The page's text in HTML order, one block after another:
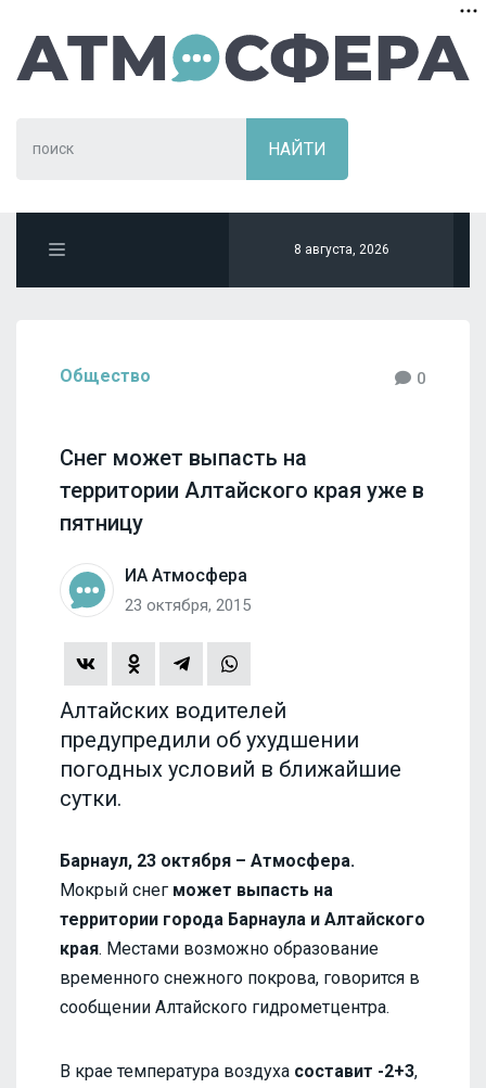
8 августа, 2026
Общество 0
Снег может выпасть на
территории Алтайского края уже в
пятницу
ИА Атмосфера
23 октября, 2015
Алтайских водителей
предупредили об ухудшении
погодных условий в ближайшие
сутки.
Барнаул, 23 октября – Атмосфера.
Мокрый снег может выпасть на
территории города Барнаула и Алтайского
края. Местами возможно образование
временного снежного покрова, говорится в
сообщении Алтайского гидрометцентра.
В крае температура воздуха составит -2+3,